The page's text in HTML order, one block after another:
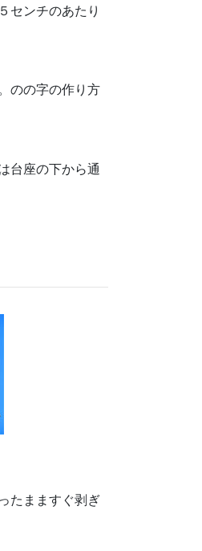
センチのあたり
のの字の作り方
台座の下から通
たまますぐ剥ぎ